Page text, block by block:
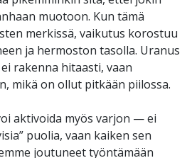
muotoon. Kun tämä
merkissä, vaikutus korostuu
ja hermoston tasolla. Uranus
rakenna hitaasti, vaan
mikä on ollut pitkään piilossa.
aktivoida myös varjon — ei
puolia, vaan kaiken sen
joutuneet työntämään